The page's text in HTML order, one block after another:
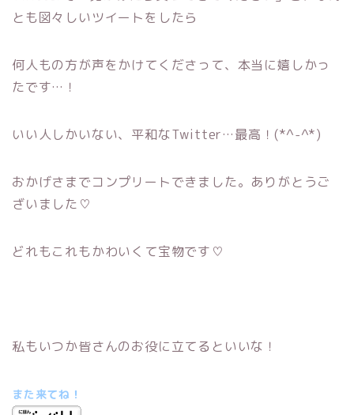
とも図々しいツイートをしたら
何人もの方が声をかけてくださって、本当に嬉しかっ
たです…！
いい人しかいない、平和なTwitter…最高！(*^-^*)
おかげさまでコンプリートできました。ありがとうご
ざいました♡
どれもこれもかわいくて宝物です♡
私もいつか皆さんのお役に立てるといいな！
また来てね！